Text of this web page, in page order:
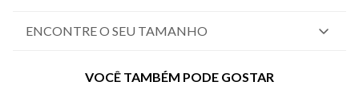
ENCONTRE O SEU TAMANHO
VOCÊ TAMBÉM PODE GOSTAR